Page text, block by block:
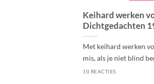
Keihard werken
Dichtgedachten
Met keihard werken
mis, als je niet blind
10 REACTIES